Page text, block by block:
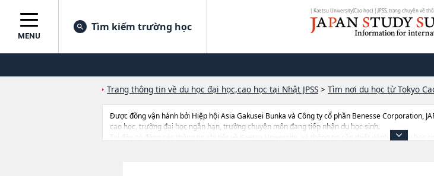
| Kaetsu University(Cao học) | JPSS, trang chuyên về
MENU
Tìm kiếm trường học
Trang thông tin về du học đại học,cao học tại Nhật JPSS > Tìm nơi du học từ Tokyo
Được đồng vận hành bởi Hiệp hội Asia Gakusei Bunka và Công ty cổ phần Benesse Corporation,
cao học, trường đại học ngắn hạn, trường chuyên môn đang tiếp nhận du học sinh.
Tại đây có đăng các thông tin chi tiết về Kaetsu University, và thông tin cần thiết dành cho du học